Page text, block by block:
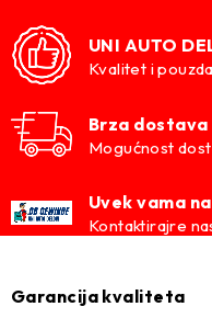
KYBRD1220 KYB
014 032 0186 MEYLE
SP0217 MONROE
997106 SACHS
19033 SUPLEX
UNI AUTO
Kvalitet i
Brza dostava
Mogućnost
Uvek vama
Kontaktirajre
Garancija kvaliteta